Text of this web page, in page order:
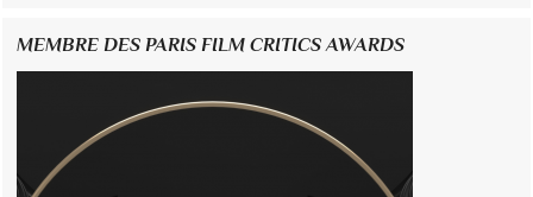
MEMBRE DES PARIS FILM CRITICS AWARDS